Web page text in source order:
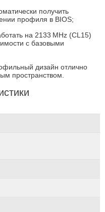
получить
профиля в BIOS;
на 2133 MHz (CL15)
с базовыми
дизайн отлично
пространством.